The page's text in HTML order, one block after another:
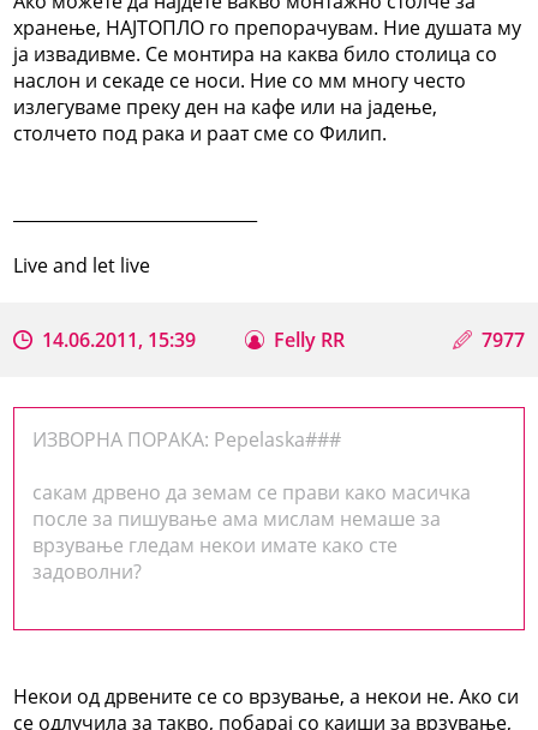
хранење, НАЈТОПЛО го препорачувам. Ние душата му
ја извадивме. Се монтира на каква било столица со
наслон и секаде се носи. Ние со мм многу често
излегуваме преку ден на кафе или на јадење,
столчето под рака и раат сме со Филип.
Live and let live
14.06.2011, 15:39 Felly RR 7977
ИЗВОРНА ПОРАКА: Pepelaska###
сакам дрвено да земам се прави како масичка
после за пишување ама мислам немаше за
врзување гледам некои имате како сте
задоволни?
Некои од дрвените се со врзување, а некои не. Ако си
се одлучила за такво, побарај со каиши за врзување,